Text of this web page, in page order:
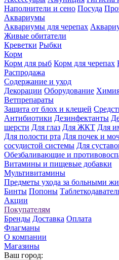
Наполнители и сено Посуда
Аквариумы
Аквариумы для черепах
Живые обитатели
Креветки Рыбки
Корм
Корм для рыб Корм для черепах
Распродажа
Содержание и уход
Декорации Оборудование Химия
Ветпрепараты
Защита от блох и клещей
Антибиотики Дезинфектанты
шерсти Для глаз Для ЖКТ Для
Для полости рта Для почек и
сосудистой системы Для
Обезбаливающие и
Витамины и пищевые добавки
Мультивитамины
Предметы ухода за больными
Бинты Попоны
Акции
Покупателям
Бренды Доставка Оплата
Флагманы
О компании
Магазины
Ваш город: